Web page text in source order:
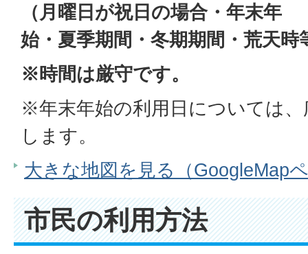
（月曜日が祝日の場合・年末年
始・夏季期間・冬期期間・荒天時
※時間は厳守です。
※年末年始の利用日については
します。
大きな地図を見る（GoogleMap
市民の利用方法